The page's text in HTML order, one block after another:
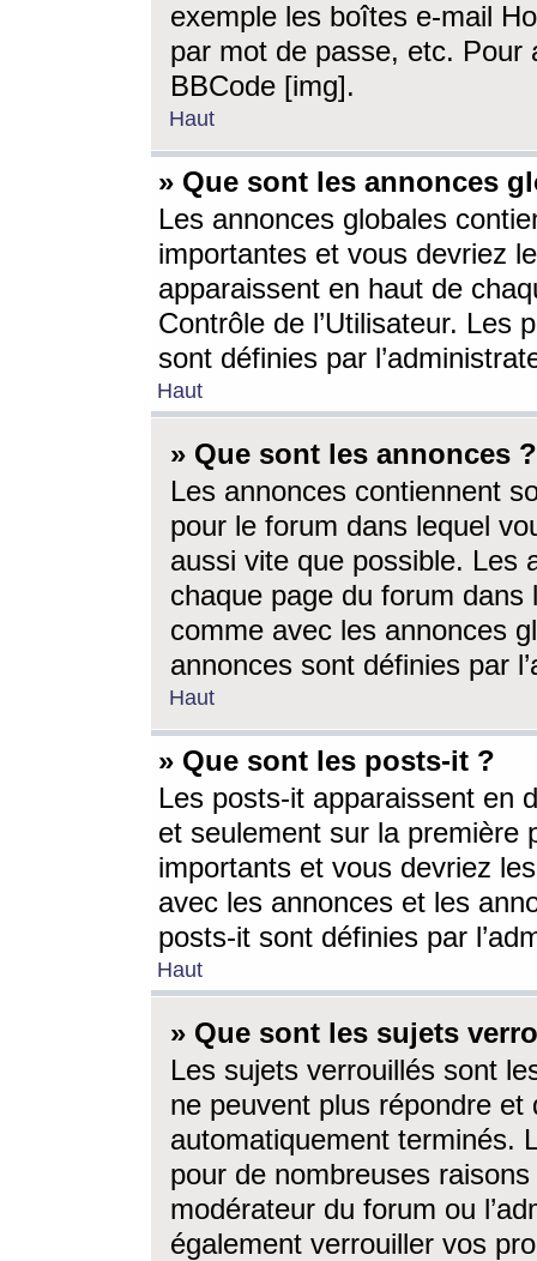
exemple les boîtes e-mail
par mot de passe, etc. Pour
BBCode [img].
Haut
» Que sont les annonces
Les annonces globales
importantes et vous devriez
apparaissent en haut de
Contrôle de l’Utilisateur. Les
sont définies par
Haut
» Que sont les annonces ?
Les annonces contiennent
pour le forum dans lequel
aussi vite que possible. Les
chaque page du forum dans
comme avec les annonces
annonces sont définies par
Haut
» Que sont les posts-it ?
Les posts-it apparaissent en
et seulement sur la première
importants et vous devriez
avec les annonces et les
posts-it sont définies par
Haut
» Que sont les sujets
Les sujets verrouillés sont
ne peuvent plus répondre
automatiquement terminés.
pour de nombreuses
modérateur du forum ou
également verrouiller vos